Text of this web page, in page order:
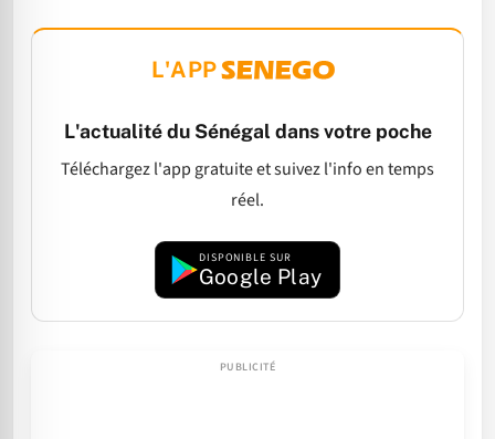
L'APP
L'actualité du Sénégal dans votre poche
Téléchargez l'app gratuite et suivez l'info en temps
réel.
DISPONIBLE SUR
Google Play